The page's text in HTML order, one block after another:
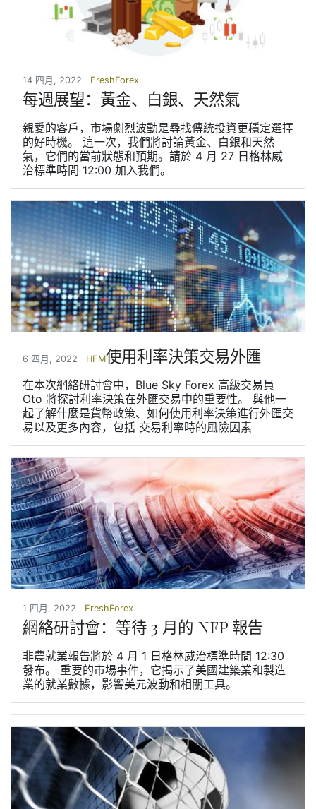
14 四月, 2022 FreshForex
每週展望：黃金、白銀、天然氣
親愛的客戶，市場劇烈波動是尋找傳統投資更穩定選擇
的好時機。 這一次，我們將討論黃金、白銀和天然
氣，它們的當前狀態和預期。請於 4 月 27 日格林威
治標準時間 12:00 加入我們。
6 四月, 2022 HFM使用利率決策交易外匯
在本次網絡研討會中，Blue Sky Forex 高級交易員
Oto 將探討利率決策在外匯交易中的重要性。 與他一
起了解什麼是貨幣政策、如何使用利率決策進行外匯交
易以及更多內容，包括 交易利率時的風險因素
1 四月, 2022 FreshForex
網絡研討會：等待 3 月的 NFP 報告
非農就業報告將於 4 月 1 日格林威治標準時間 12:30
發布。 重要的市場事件，它揭示了美國建築業和製造
業的就業數據，影響美元波動和相關工具。